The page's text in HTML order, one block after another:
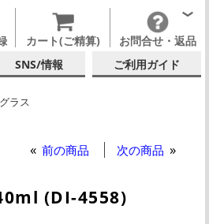
カート(ご精算) お問合せ・返品
SNS/情報 ご利用ガイド
ラス
前の商品 次の商品
(DI-4558)